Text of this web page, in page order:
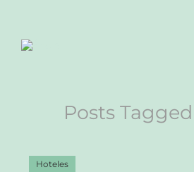
Posts Tagged
Hoteles